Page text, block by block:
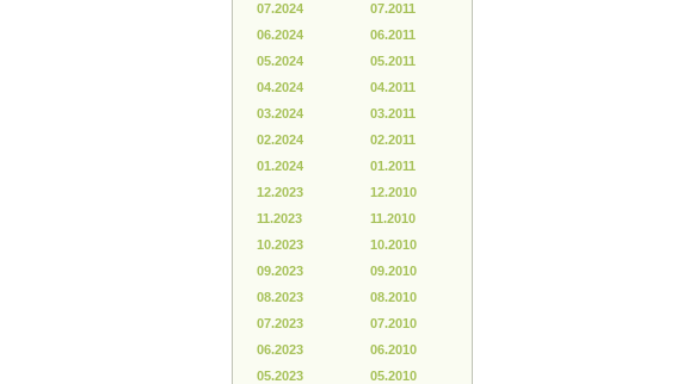
07.2024
06.2024
05.2024
04.2024
03.2024
02.2024
01.2024
12.2023
11.2023
10.2023
09.2023
08.2023
07.2023
06.2023
05.2023
07.2011
06.2011
05.2011
04.2011
03.2011
02.2011
01.2011
12.2010
11.2010
10.2010
09.2010
08.2010
07.2010
06.2010
05.2010